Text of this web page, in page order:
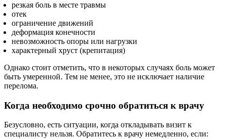
резкая боль в месте травмы
отек
ограничение движений
деформация конечности
невозможность опоры или нагрузки
характерный хруст (крепитация)
Однако стоит отметить, что в некоторых случаях боль может
быть умеренной. Тем не менее, это не исключает наличие
перелома.
Когда необходимо срочно обратиться к врачу
Безусловно, есть ситуации, когда откладывать визит к
специалисту нельзя. Обратитесь к врачу немедленно, если: